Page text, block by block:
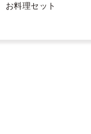
お料理セット